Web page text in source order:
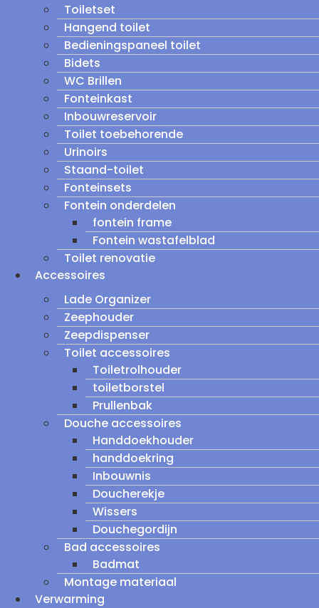
Toiletset
Hangend toilet
Bedieningspaneel toilet
Bidets
WC Brillen
Fonteinkast
Inbouwreservoir
Toilet toebehorende
Urinoirs
Staand-toilet
Fonteinsets
Fontein onderdelen
fontein frame
Fontein wastafelblad
Toilet renovatie
Accessoires
Lade Organizer
Zeephouder
Zeepdispenser
Toilet accessoires
Toiletrolhouder
toiletborstel
Prullenbak
Douche accessoires
Handdoekhouder
handdoekring
Inbouwnis
Doucherekje
Wissers
Douchegordijn
Bad accessoires
Badmat
Montage materiaal
Verwarming